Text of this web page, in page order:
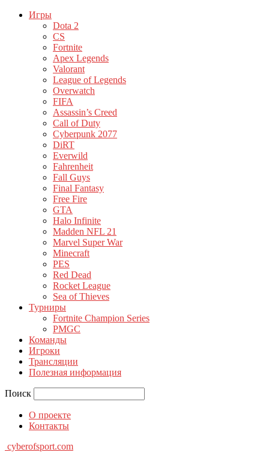
Игры
Dota 2
CS
Fortnite
Apex Legends
Valorant
League of Legends
Overwatch
FIFA
Assassin’s Creed
Call of Duty
Cyberpunk 2077
DiRT
Everwild
Fahrenheit
Fall Guys
Final Fantasy
Free Fire
GTA
Halo Infinite
Madden NFL 21
Marvel Super War
Minecraft
PES
Red Dead
Rocket League
Sea of Thieves
Турниры
Fortnite Champion Series
PMGC
Команды
Игроки
Трансляции
Полезная информация
Поиск
О проекте
Контакты
cyberofsport.com